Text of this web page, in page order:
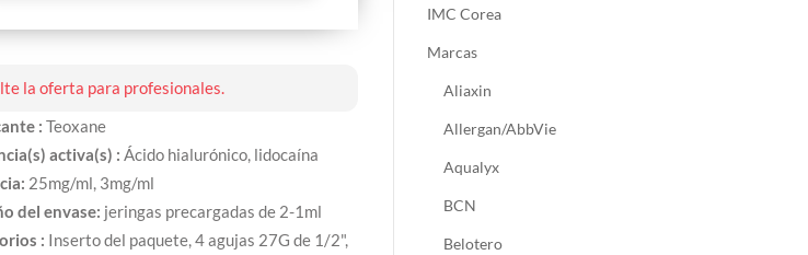
la oferta para profesionales.
: Teoxane
activa(s) : Ácido hialurónico, lidocaína
25mg/ml, 3mg/ml
del envase: jeringas precargadas de 2-1ml
: Inserto del paquete, 4 agujas 27G de 1/2",
IMC Corea
Marcas
Aliaxin
Allergan/AbbVie
Aqualyx
BCN
Belotero